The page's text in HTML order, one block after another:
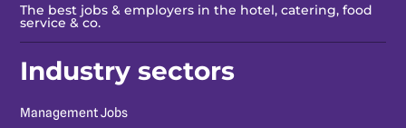
The best jobs & employers in the hotel, catering, food
service & co.
Industry sectors
Management Jobs